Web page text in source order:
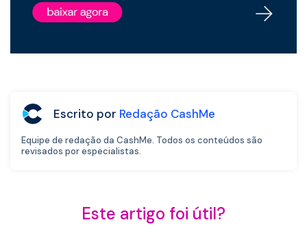
Escrito por Redação CashMe
Equipe de redação da CashMe. Todos os conteúdos são
revisados por especialistas.
Este artigo foi útil?